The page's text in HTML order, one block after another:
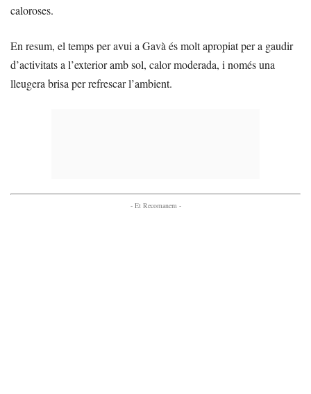
caloroses.
En resum, el temps per avui a Gavà és molt apropiat per a gaudir
d’activitats a l’exterior amb sol, calor moderada, i només una
lleugera brisa per refrescar l’ambient.
- Et Recomanem -